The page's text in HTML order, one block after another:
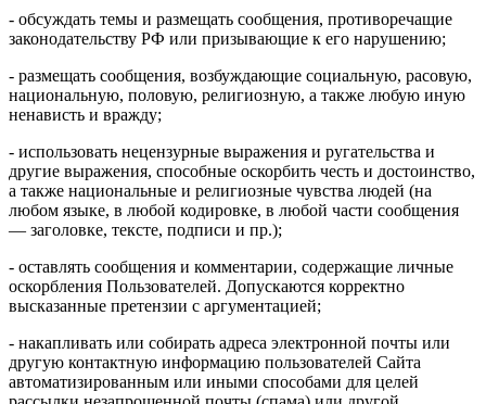
- обсуждать темы и размещать сообщения, противоречащие
законодательству РФ или призывающие к его нарушению;
- размещать сообщения, возбуждающие социальную, расовую,
национальную, половую, религиозную, а также любую иную
ненависть и вражду;
- использовать нецензурные выражения и ругательства и
другие выражения, способные оскорбить честь и достоинство,
а также национальные и религиозные чувства людей (на
любом языке, в любой кодировке, в любой части сообщения
— заголовке, тексте, подписи и пр.);
- оставлять сообщения и комментарии, содержащие личные
оскорбления Пользователей. Допускаются корректно
высказанные претензии с аргументацией;
- накапливать или собирать адреса электронной почты или
другую контактную информацию пользователей Сайта
автоматизированным или иными способами для целей